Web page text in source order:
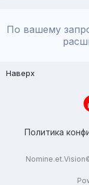
По вашему
Наверх
Политика